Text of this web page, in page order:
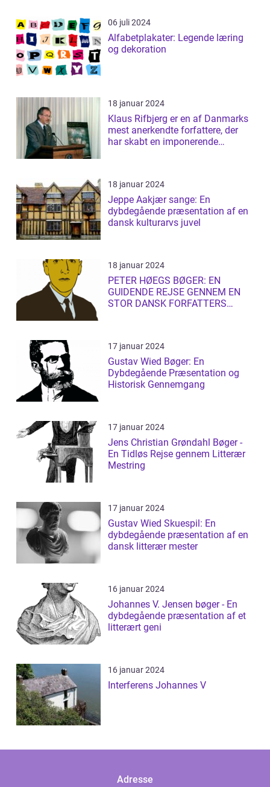
06 juli 2024
Alfabetplakater: Legende læring
og dekoration
18 januar 2024
Klaus Rifbjerg er en af Danmarks
mest anerkendte forfattere, der
har skabt en imponerende
18 januar 2024
Jeppe Aakjær sange: En
dybdegående præsentation af en
dansk kulturarvs juvel
18 januar 2024
PETER HØEGS BØGER: EN
GUIDENDE REJSE GENNEM EN
STOR DANSK FORFATTERS
17 januar 2024
Gustav Wied Bøger: En
Dybdegående Præsentation og
Historisk Gennemgang
17 januar 2024
Jens Christian Grøndahl Bøger -
En Tidløs Rejse gennem Litterær
Mestring
17 januar 2024
Gustav Wied Skuespil: En
dybdegående præsentation af en
dansk litterær mester
16 januar 2024
Johannes V. Jensen bøger - En
dybdegående præsentation af et
litterært geni
16 januar 2024
Interferens Johannes V
Adresse